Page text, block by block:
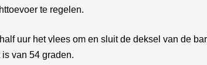
te regelen.
uur het vlees om en sluit de deksel van de
van 54 graden.